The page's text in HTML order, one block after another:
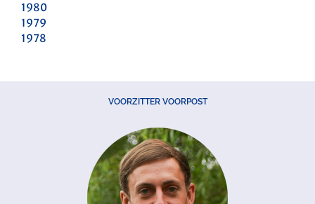
1980
1979
1978
VOORZITTER VOORPOST